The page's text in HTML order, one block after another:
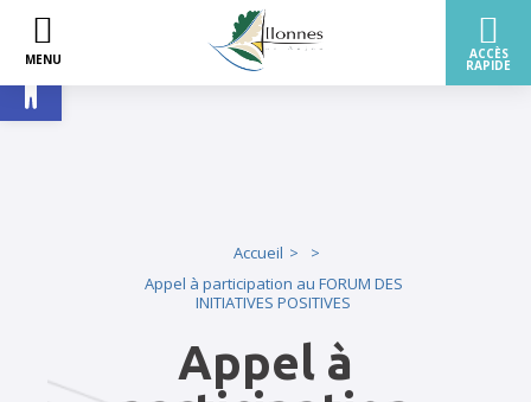
Ouvrir la barre d’outils
Accueil
Appel à participation au FORUM DES
INITIATIVES POSITIVES
Appel à